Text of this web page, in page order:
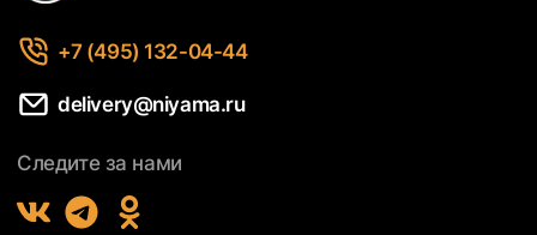
+7 (495) 132-04-44
delivery@niyama.ru
Следите за нами